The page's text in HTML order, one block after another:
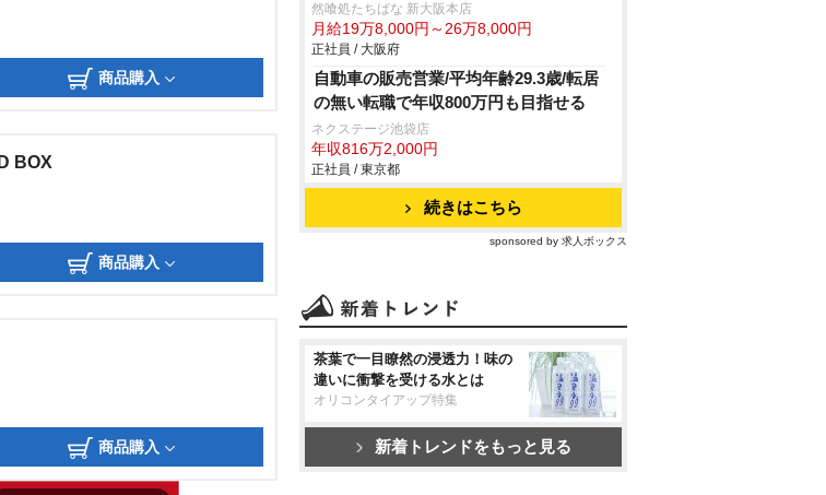
商品購入
BOX
商品購入
商品購入
然喰処たちばな 新大阪本店
月給19万8,000円～26万8,000円
正社員 / 大阪府
自動車の販売営業/平均年齢29.3歳/転居
の無い転職で年収800万円も目指せる
ネクステージ池袋店
年収816万2,000円
正社員 / 東京都
続きはこちら
sponsored by 求人ボックス
茶葉で一目瞭然の浸透力！味の
違いに衝撃を受ける水とは
オリコンタイアップ特集
新着トレンドをもっと見る